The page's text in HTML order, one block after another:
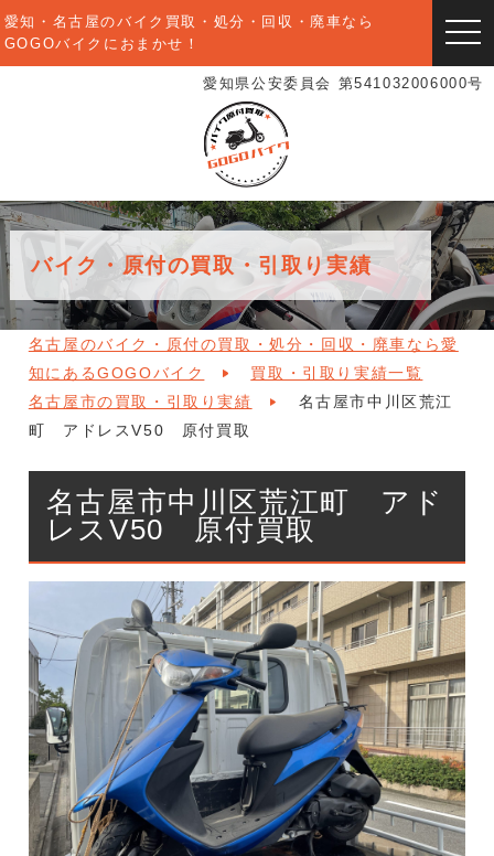
愛知・名古屋のバイク買取・処分・回収・廃車なら
GOGOバイクにおまかせ！
愛知県公安委員会 第541032006000号
バイク・原付の買取・引取り実績
名古屋のバイク・原付の買取・処分・回収・廃車なら愛
知にあるGOGOバイク
買取・引取り実績一覧
名古屋市の買取・引取り実績
名古屋市中川区荒江
町 アドレスV50 原付買取
名古屋市中川区荒江町 アド
レスV50 原付買取